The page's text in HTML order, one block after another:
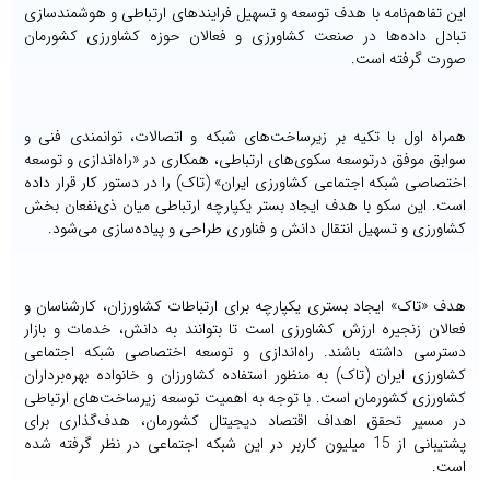
این تفاهم‌نامه با هدف توسعه و تسهیل فرایندهای ارتباطی و هوشمندسازی
تبادل داده‌ها در صنعت کشاورزی و فعالان حوزه کشاورزی کشورمان
صورت گرفته است.
همراه اول با تکیه بر زیرساخت‌های شبکه و اتصالات، توانمندی فنی و
سوابق موفق درتوسعه سکوی‌های ارتباطی، همکاری در «راه‌اندازی و توسعه
اختصاصی شبکه اجتماعی کشاورزی ایران» (تاک) را در دستور کار قرار داده
است. این سکو با هدف ایجاد بستر یکپارچه ارتباطی میان ذی‌نفعان بخش
کشاورزی و تسهیل انتقال دانش و فناوری طراحی و پیاده‌سازی می‌شود.
هدف «تاک» ایجاد بستری یکپارچه برای ارتباطات کشاورزان، کارشناسان و
فعالان زنجیره ارزش کشاورزی است تا بتوانند به دانش، خدمات و بازار
دسترسی داشته باشند. راه‌اندازی و توسعه اختصاصی شبکه اجتماعی
کشاورزی ایران (تاک) به منظور استفاده کشاورزان و خانواده بهره‌برداران
کشاورزی کشورمان است. با توجه به اهمیت توسعه زیرساخت‌های ارتباطی
در مسیر تحقق اهداف اقتصاد دیجیتال کشورمان، هدف‌گذاری برای
پشتیبانی از 15 میلیون کاربر در این شبکه اجتماعی در نظر گرفته شده
است.